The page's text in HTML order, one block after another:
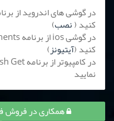
کنید (نصب)
کنید (آیتیونز)
نمایید
همکاری در فروش